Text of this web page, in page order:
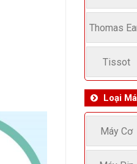
Thomas
Tissot
Loại
Máy Cơ